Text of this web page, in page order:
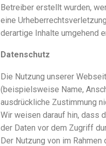
Betreiber erstellt wurden,
eine
derartige Inhalte umgehend
Datenschutz
Die Nutzung unserer
(beispielsweise Name,
ausdrückliche Zustimmung
Wir weisen darauf hin, dass
der Daten vor dem Zugriff
Der Nutzung von im